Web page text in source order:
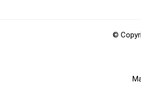
©